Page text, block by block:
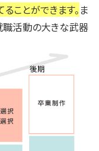
ことができます。 ま
職活動の大きな武器